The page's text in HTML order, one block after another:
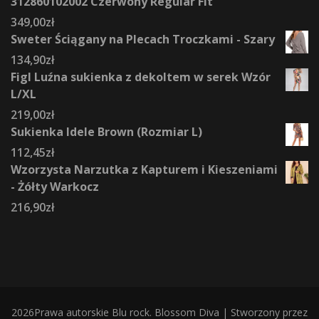
349,00zł
Sweter Ściągany na Plecach Troczkami - Szary
134,90zł
Figl Luźna sukienka z dekoltem w serek Wzór
L/XL
219,00zł
Sukienka Idele Brown (Rozmiar L)
112,45zł
Wzorzysta Narzutka z Kapturem i Kieszeniami
- Żółty Warkocz
216,90zł
2026Prawa autorskie Blu rock. Blossom Diva | Stworzony przez